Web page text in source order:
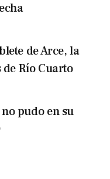
de Arce, la
Río Cuarto
pudo en su